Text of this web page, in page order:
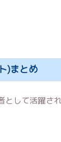
)まとめ
として活躍さ